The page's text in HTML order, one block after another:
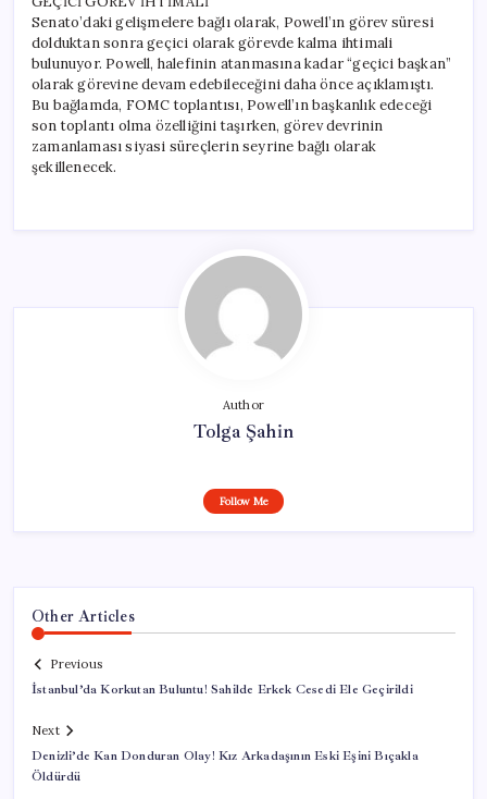
Senato’daki gelişmelere bağlı olarak, Powell’ın görev süresi
dolduktan sonra geçici olarak görevde kalma ihtimali
bulunuyor. Powell, halefinin atanmasına kadar “geçici başkan”
olarak görevine devam edebileceğini daha önce açıklamıştı.
Bu bağlamda, FOMC toplantısı, Powell’ın başkanlık edeceği
son toplantı olma özelliğini taşırken, görev devrinin
zamanlaması siyasi süreçlerin seyrine bağlı olarak
şekillenecek.
Author
Tolga Şahin
Follow Me
Other Articles
Previous
İstanbul’da Korkutan Buluntu! Sahilde Erkek Cesedi Ele Geçirildi
Next
Denizli’de Kan Donduran Olay! Kız Arkadaşının Eski Eşini Bıçakla
Öldürdü